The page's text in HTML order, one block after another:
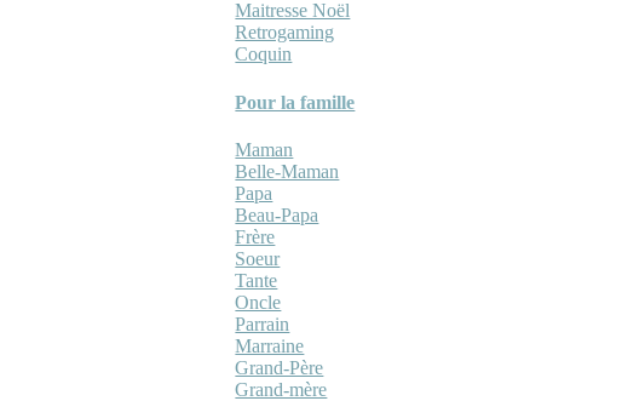
Maitresse Noël
Retrogaming
Coquin
Pour la famille
Maman
Belle-Maman
Papa
Beau-Papa
Frère
Soeur
Tante
Oncle
Parrain
Marraine
Grand-Père
Grand-mère